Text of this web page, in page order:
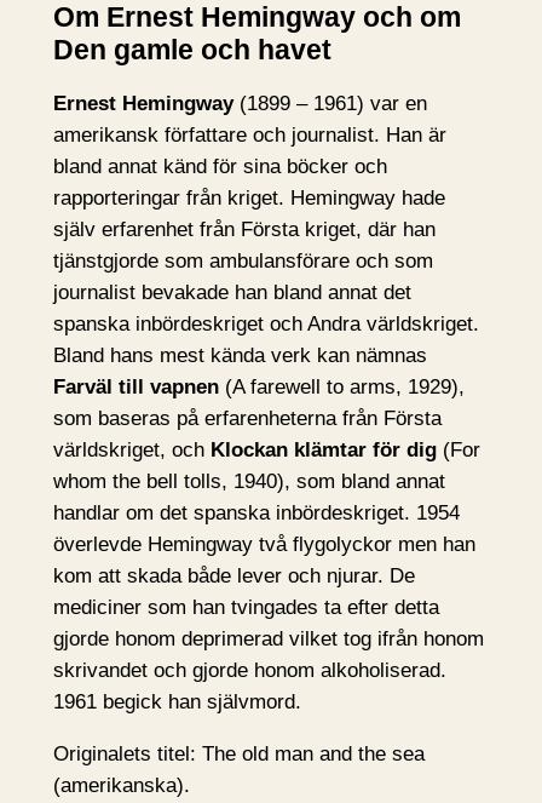
Om Ernest Hemingway och om
Den gamle och havet
Ernest Hemingway(1899 – 1961) var en
amerikansk författare och journalist. Han är
bland annat känd för sina böcker och
rapporteringar från kriget. Hemingway hade
själv erfarenhet från Första kriget, där han
tjänstgjorde som ambulansförare och som
journalist bevakade han bland annat det
spanska inbördeskriget och Andra världskriget.
Bland hans mest kända verk kan nämnas
Farväl till vapnen(A farewell to arms, 1929),
som baseras på erfarenheterna från Första
världskriget, och Klockan klämtar för dig(For
whom the bell tolls, 1940), som bland annat
handlar om det spanska inbördeskriget. 1954
överlevde Hemingway två flygolyckor men han
kom att skada både lever och njurar. De
mediciner som han tvingades ta efter detta
gjorde honom deprimerad vilket tog ifrån honom
skrivandet och gjorde honom alkoholiserad.
1961 begick han självmord.
Originalets titel: The old man and the sea
(amerikanska).